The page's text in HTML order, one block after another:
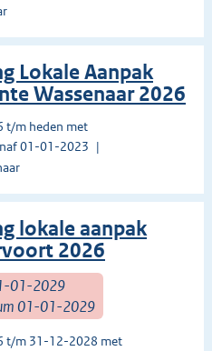
Lokale Aanpak
Wassenaar 2026
t/m heden met
01-01-2023
lokale aanpak
2026
01-2029
01-01-2029
t/m 31-12-2028 met